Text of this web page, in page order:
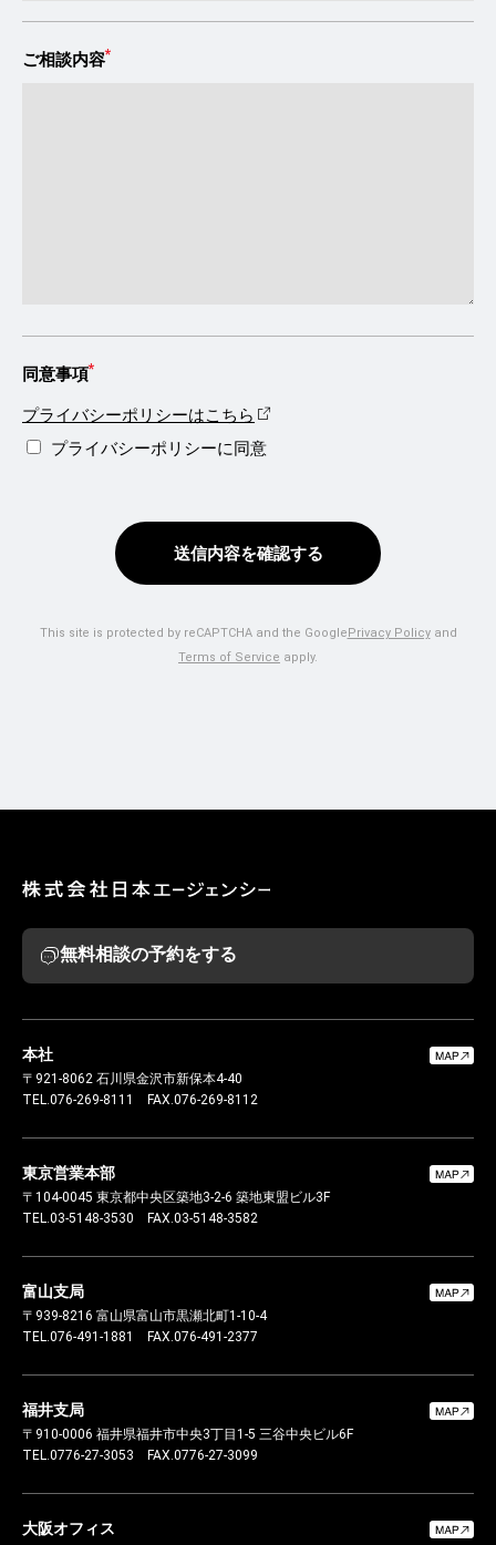
ご相談内容*
同意事項*
プライバシーポリシーはこちら
プライバシーポリシーに同意
送信内容を確認する
This site is protected by reCAPTCHA and the GooglePrivacy Policyand
Terms of Service apply.
無料相談の予約をする
本社
〒921-8062 石川県金沢市新保本4-40
TEL.076-269-8111
FAX.076-269-8112
東京営業本部
〒104-0045 東京都中央区築地3-2-6 築地東盟ビル3F
TEL.03-5148-3530
FAX.03-5148-3582
富山支局
〒939-8216 富山県富山市黒瀬北町1-10-4
TEL.076-491-1881
FAX.076-491-2377
福井支局
〒910-0006 福井県福井市中央3丁目1-5 三谷中央ビル6F
TEL.0776-27-3053
FAX.0776-27-3099
大阪オフィス